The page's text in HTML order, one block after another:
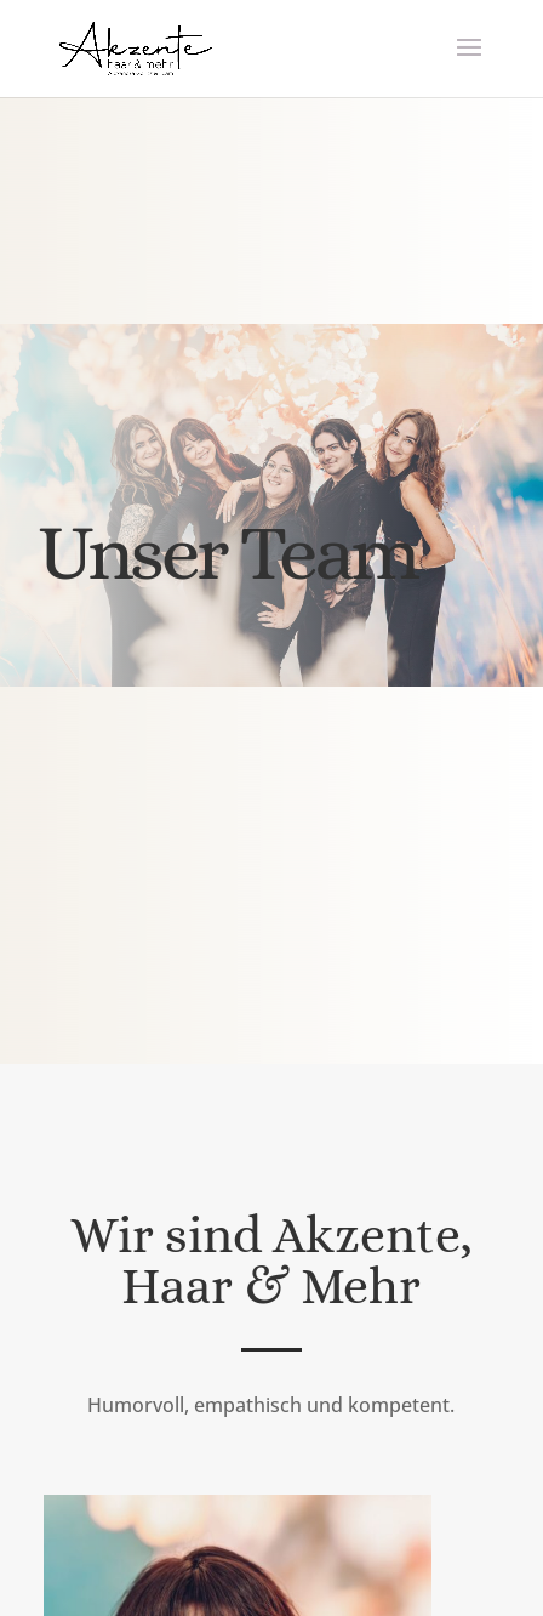
Unser Team
Wir sind Akzente,
Haar & Mehr
Humorvoll, empathisch und kompetent.